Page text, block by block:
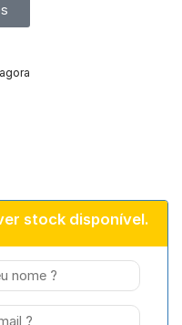
stock disponível.